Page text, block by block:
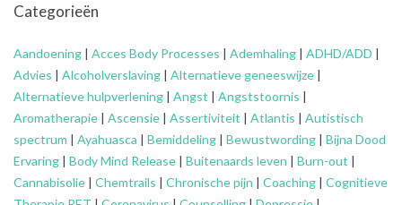
Categorieën
Aandoening | Acces Body Processes | Ademhaling | ADHD/ADD |
Advies | Alcoholverslaving | Alternatieve geneeswijze |
Alternatieve hulpverlening | Angst | Angststoornis |
Aromatherapie | Ascensie | Assertiviteit | Atlantis | Autistisch
spectrum | Ayahuasca | Bemiddeling | Bewustwording | Bijna Dood
Ervaring | Body Mind Release | Buitenaards leven | Burn-out |
Cannabisolie | Chemtrails | Chronische pijn | Coaching | Cognitieve